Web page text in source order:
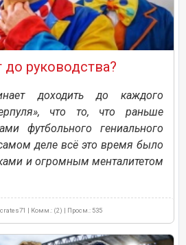
руководства?
доходить до каждого
что то, что раньше
футбольного гениального
деле всё это время было
и огромным менталитетом
| Комм.: (2) | Просм.: 535